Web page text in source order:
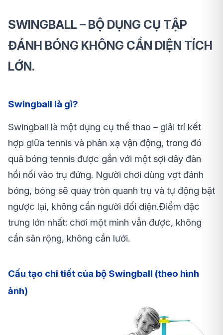
SWINGBALL – BỘ DỤNG CỤ TẬP
ĐÁNH BÓNG KHÔNG CẦN DIỆN TÍCH
LỚN.
Swingball là gì?
Swingball là một dụng cụ thể thao – giải trí kết
hợp giữa tennis và phản xạ vận động, trong đó
quả bóng tennis được gắn với một sợi dây đàn
hồi nối vào trụ đứng. Người chơi dùng vợt đánh
bóng, bóng sẽ quay tròn quanh trụ và tự động bật
ngược lại, không cần người đối diện.Điểm đặc
trưng lớn nhất: chơi một mình vẫn được, không
cần sân rộng, không cần lưới.
Cấu tạo chi tiết của bộ Swingball (theo hình
ảnh)